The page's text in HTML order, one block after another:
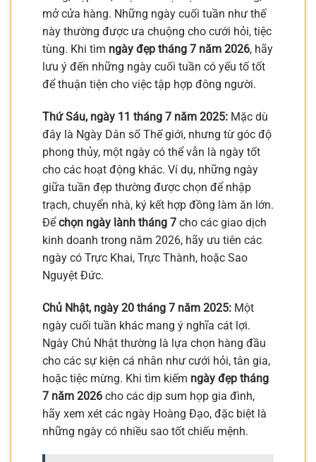
mở cửa hàng. Những ngày cuối tuần như thế
này thường được ưa chuộng cho cưới hỏi, tiệc
tùng. Khi tìm ngày đẹp tháng 7 năm 2026, hãy
lưu ý đến những ngày cuối tuần có yếu tố tốt
để thuận tiện cho việc tập hợp đông người.
Thứ Sáu, ngày 11 tháng 7 năm 2025: Mặc dù
đây là Ngày Dân số Thế giới, nhưng từ góc độ
phong thủy, một ngày có thể vẫn là ngày tốt
cho các hoạt động khác. Ví dụ, những ngày
giữa tuần đẹp thường được chọn để nhập
trạch, chuyển nhà, ký kết hợp đồng làm ăn lớn.
Đểchọn ngày lành tháng 7 cho các giao dịch
kinh doanh trong năm 2026, hãy ưu tiên các
ngày có Trực Khai, Trực Thành, hoặc Sao
Nguyệt Đức.
Chủ Nhật, ngày 20 tháng 7 năm 2025: Một
ngày cuối tuần khác mang ý nghĩa cát lợi.
Ngày Chủ Nhật thường là lựa chọn hàng đầu
cho các sự kiện cá nhân như cưới hỏi, tân gia,
hoặc tiệc mừng. Khi tìm kiếm ngày đẹp tháng
7 năm 2026 cho các dịp sum họp gia đình,
hãy xem xét các ngày Hoàng Đạo, đặc biệt là
những ngày có nhiều sao tốt chiếu mệnh.